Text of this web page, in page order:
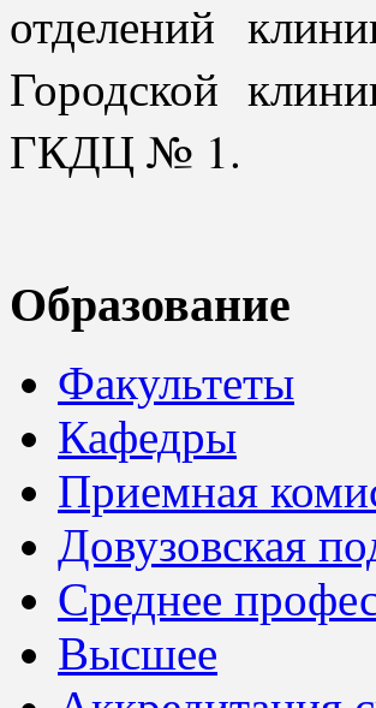
отделений
Городской
ГКДЦ № 1.
Образование
Факультеты
Кафедры
Приемная
Довузовская
Среднее
Высшее